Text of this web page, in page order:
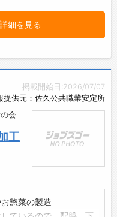
詳細を見る
掲載開始日:2026/07/07
提供元：佐久公共職業安定所
会
工
惣菜の製造